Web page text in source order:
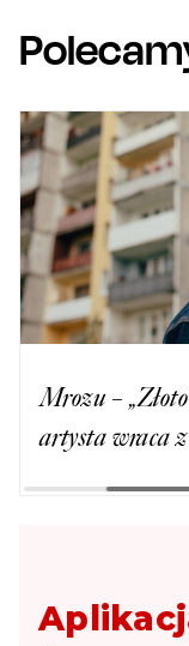
Mrozu –
artysta wraca